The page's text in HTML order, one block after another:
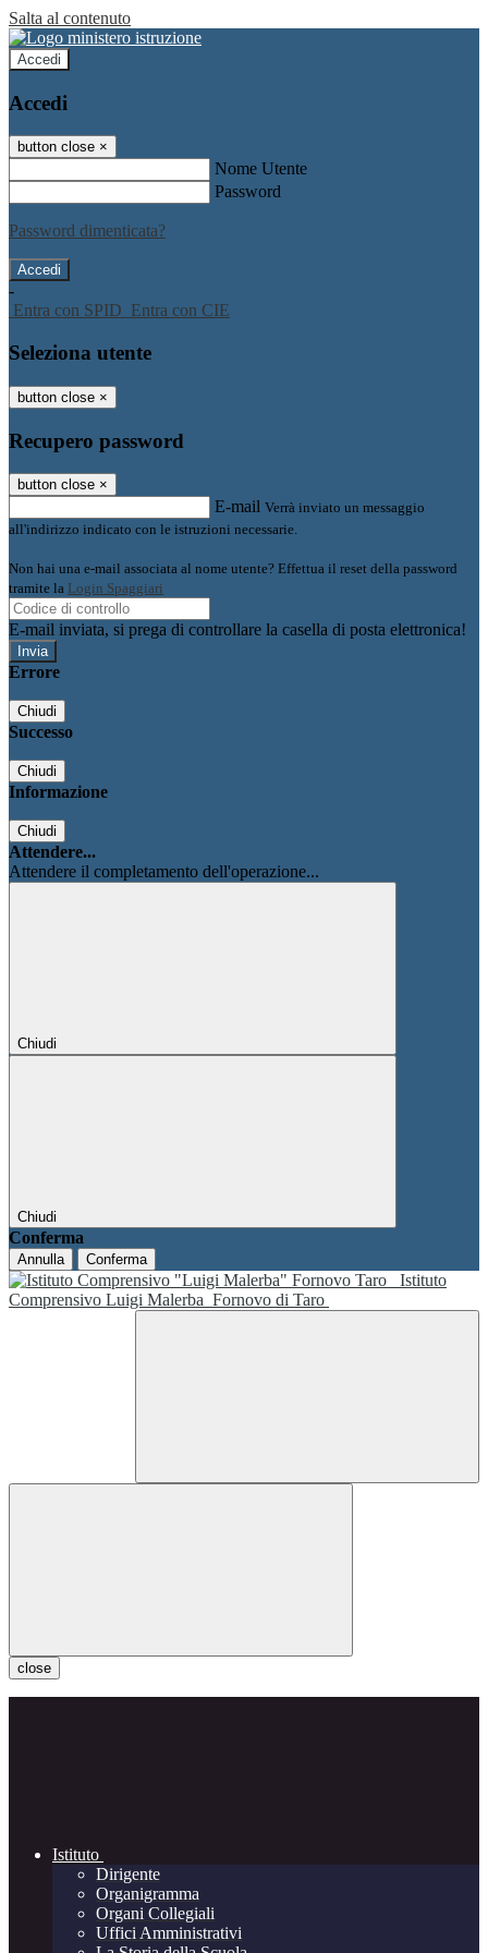
Salta al contenuto
Accedi
Accedi
button close ×
Nome Utente
Password
Password dimenticata?
-
Entra con SPID Entra con CIE
Seleziona utente
button close ×
Recupero password
button close ×
E-mail Verrà inviato un messaggio
all'indirizzo indicato con le istruzioni necessarie.
Non hai una e-mail associata al nome utente? Effettua il reset della password
tramite la Login Spaggiari
E-mail inviata, si prega di controllare la casella di posta elettronica!
Errore
Chiudi
Successo
Chiudi
Informazione
Chiudi
Attendere...
Attendere il completamento dell'operazione...
Chiudi
Chiudi
Conferma
Annulla Conferma
Istituto
Comprensivo Luigi Malerba Fornovo di Taro
close
Istituto
Dirigente
Organigramma
Organi Collegiali
Uffici Amministrativi